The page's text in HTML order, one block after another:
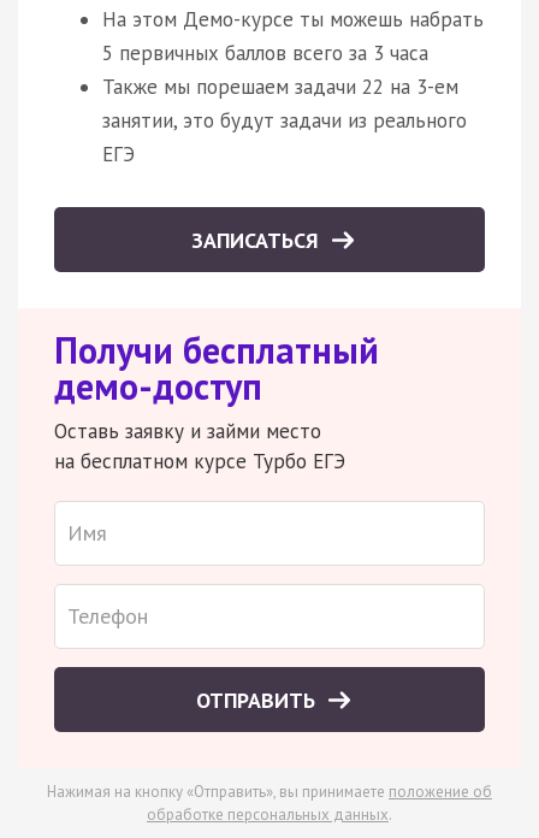
На этом Демо-курсе ты можешь набрать
5 первичных баллов всего за 3 часа
Также мы порешаем задачи 22 на 3-ем
занятии, это будут задачи из реального
ЕГЭ
ЗАПИСАТЬСЯ
Получи бесплатный
демо-доступ
Оставь заявку и займи место
на бесплатном курсе Турбо ЕГЭ
ОТПРАВИТЬ
Нажимая на кнопку «Отправить», вы принимаете положение об
обработке персональных данных.